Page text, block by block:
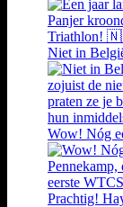
Niet in
Wow! Nóg
Prachtig!